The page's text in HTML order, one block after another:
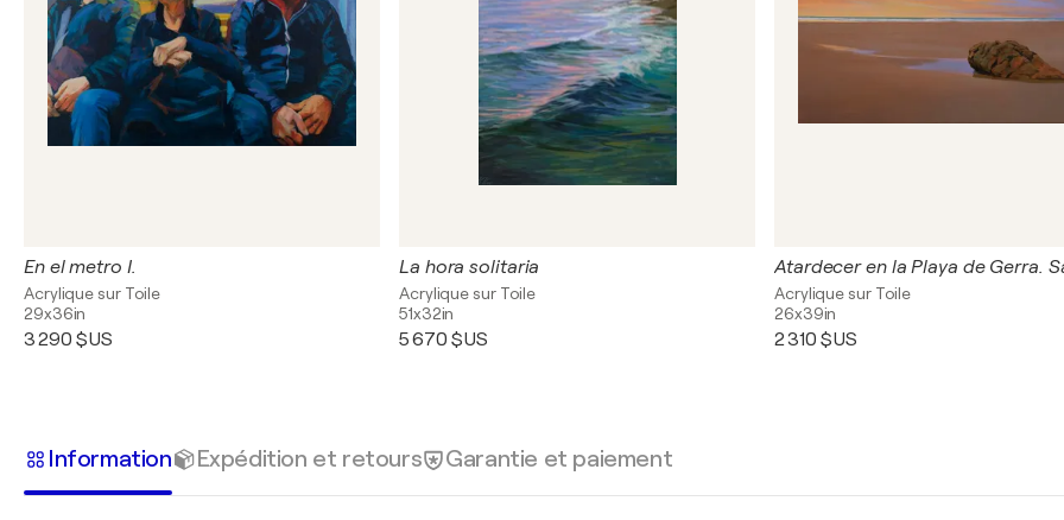
En el metro I.
Acrylique sur Toile
29x36in
3 290 $US
La hora solitaria
Acrylique sur Toile
51x32in
5 670 $US
Acrylique sur Toile
26x39in
2 310 $US
Information Expédition et retours Garantie et paiement